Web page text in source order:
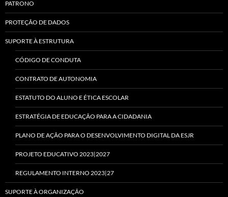
PATRONO
PROTEÇÃO DE DADOS
SUPORTE À ESTRUTURA
CÓDIGO DE CONDUTA
CONTRATO DE AUTONOMIA
ESTATUTO DO ALUNO E ÉTICA ESCOLAR
ESTRATÉGIA DE EDUCAÇÃO PARA A CIDADANIA
PLANO DE AÇÃO PARA O DESENVOLVIMENTO DIGITAL DA ESJR
PROJETO EDUCATIVO 2023|2027
REGULAMENTO INTERNO 2023|27
SUPORTE À ORGANIZAÇÃO